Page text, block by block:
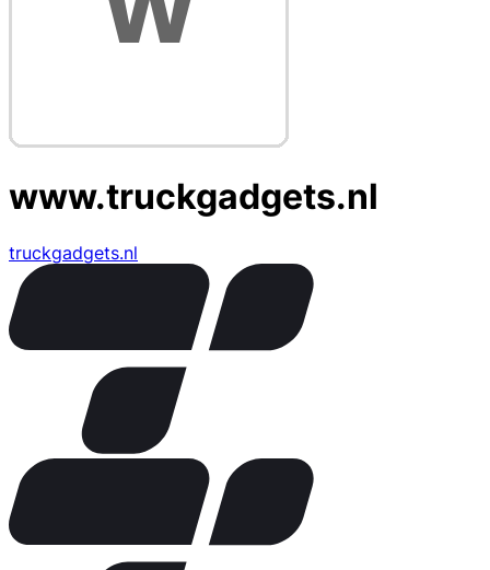
www.truckgadgets.nl
truckgadgets.nl